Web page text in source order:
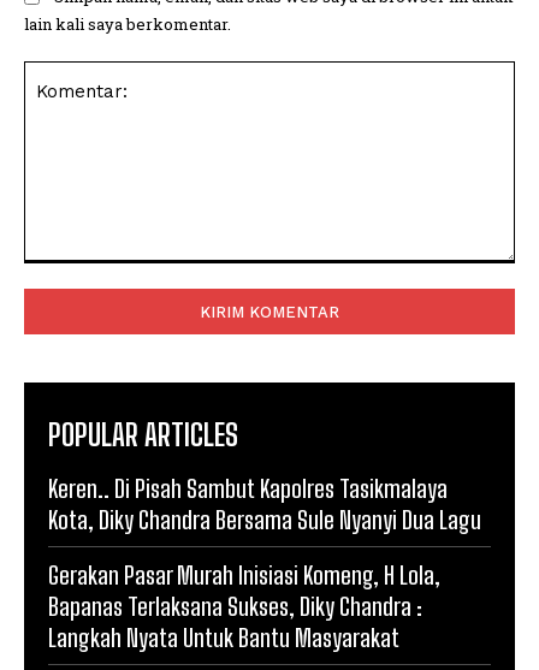
lain kali saya berkomentar.
POPULAR ARTICLES
Keren.. Di Pisah Sambut Kapolres Tasikmalaya
Kota, Diky Chandra Bersama Sule Nyanyi Dua Lagu
Gerakan Pasar Murah Inisiasi Komeng, H Lola,
Bapanas Terlaksana Sukses, Diky Chandra :
Langkah Nyata Untuk Bantu Masyarakat